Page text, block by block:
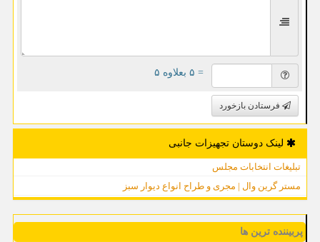
= ۵ بعلاوه ۵
فرستادن بازخورد
لینک دوستان تجهیزات جانبی
تبلیغات انتخابات مجلس
مستر گرین وال | مجری و طراح انواع دیوار سبز
پربیننده ترین ها